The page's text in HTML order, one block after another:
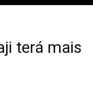
terá mais